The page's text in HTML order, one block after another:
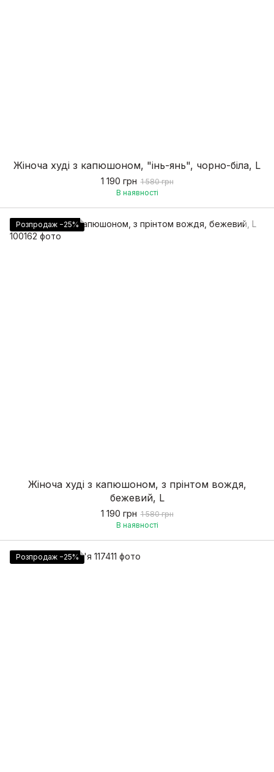
Жіноча худі з капюшоном, "інь-янь", чорно-біла, L
1 190 грн 1 580 грн
В наявності
Розпродаж −25%
Жіноча худі з капюшоном, з прінтом вождя,
бежевий, L
1 190 грн 1 580 грн
В наявності
Розпродаж −25%